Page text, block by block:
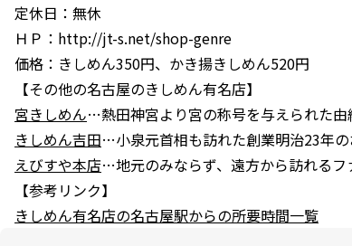
定休日：無休
ＨＰ：http://jt-s.net/shop-genre
価格：きしめん350円、かき揚きしめん520円
【その他の名古屋のきしめん有名店】
宮きしめん…熱田神宮より宮の称号を与えられた由
きしめん吉田…小泉元首相も訪れた創業明治23年
えびすや本店…地元のみならず、遠方から訪れるフ
【参考リンク】
きしめん有名店の名古屋駅からの所要時間一覧